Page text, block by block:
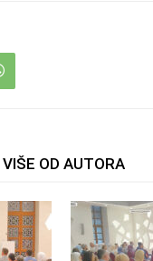
VIŠE OD AUTORA